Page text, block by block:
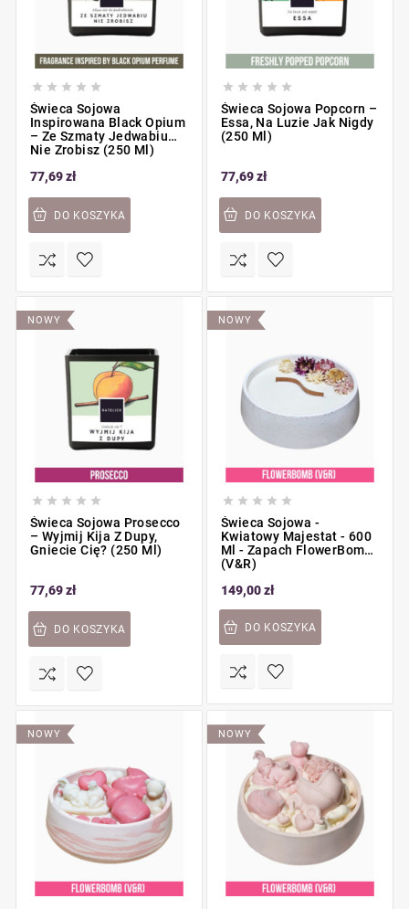
    
Świeca Sojowa
Inspirowana Black Opium
– Ze Szmaty Jedwabiu
Nie Zrobisz (250 Ml)
77,69 zł
DO KOSZYKA
    
Świeca Sojowa Popcorn –
Essa, Na Luzie Jak Nigdy
(250 Ml)
77,69 zł
DO KOSZYKA
NOWY
    
Świeca Sojowa Prosecco
– Wyjmij Kija Z Dupy,
Gniecie Cię? (250 Ml)
77,69 zł
DO KOSZYKA
NOWY
    
Świeca Sojowa -
Kwiatowy Majestat - 600
Ml - Zapach FlowerBomb
(V&R)
149,00 zł
DO KOSZYKA
NOWY NOWY